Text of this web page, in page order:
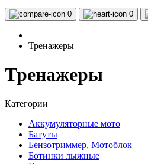
0 0
Тренажеры
Тренажеры
Категории
Аккумуляторные мото
Батуты
Бензотриммер, Мотоблок
Ботинки лыжные